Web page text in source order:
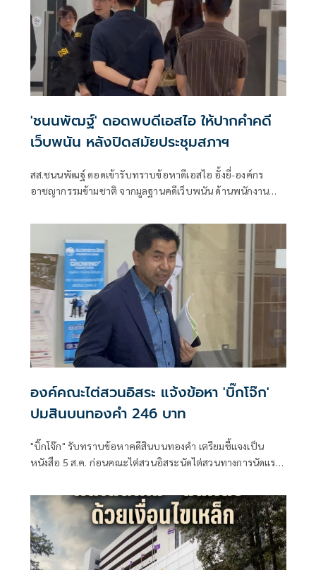
'ชนนพัฒฐ์' ดอดพบดีเอสไอ ให้ปากคำคดี
เว็บพนัน หลังปิดสมัยประชุมสภาฯ
สส.ชนนพัฒฐ์ ดอดเข้ารับทราบข้อหาดีเอสไอ อั้งยี่-องค์กร
อาชญากรรมข้ามชาติ จากมูลฐานคดีเว็บพนัน ด้านพนักงาน
สอบสวนปากคำเพิ่มเติมตามประเด็นทางคดี
องค์คณะไต่สวนอิสระ แจ้งข้อหา 'บิ๊กโจ๊ก'
ปมสินบนทองคำ 246 บาท
"บิ๊กโจ๊ก" รับทราบข้อหาคดีสินบนทองคำ เตรียมชี้แจงเป็น
หนังสือ 5 ส.ค. ก่อนคณะไต่สวนอิสระนัดไต่สวนทางการนัดแรก